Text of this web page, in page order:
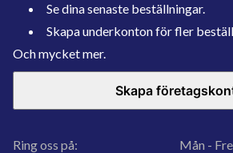
Se dina senaste beställningar.
Skapa underkonton för fler
Och mycket mer.
Skapa
Ring oss på:
Mån - Fre